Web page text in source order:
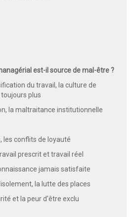
est-il source de mal-être ?
du travail, la culture de
toujours plus
la maltraitance institutionnelle
les conflits de loyauté
prescrit et travail réel
jamais satisfaite
la lutte des places
et la peur d'être exclu